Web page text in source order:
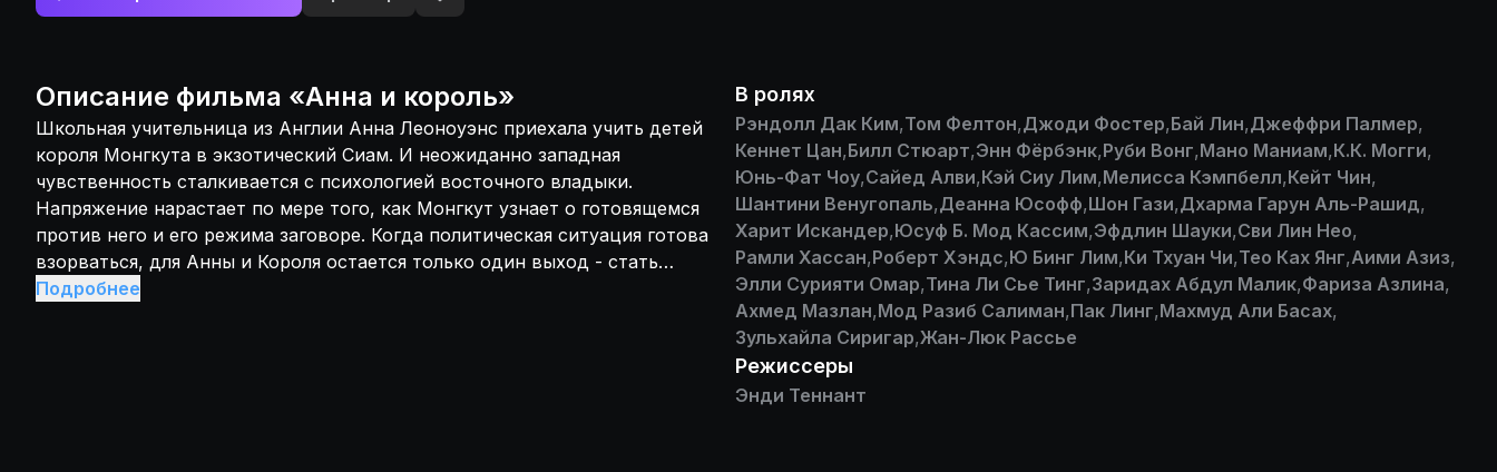
владыки. Напряжение нарастает по мере того, как Монгкут узнает
остается только один выход - стать союзниками в отважной
борьбе за спасение Сиама от могущественных врагов, жаждущих
его разрушения...
Описание фильма «Анна и король»
Школьная учительница из Англии Анна Леоноуэнс приехала учить детей
короля Монгкута в экзотический Сиам. И неожиданно западная
чувственность сталкивается с психологией восточного владыки.
Напряжение нарастает по мере того, как Монгкут узнает о готовящемся
против него и его режима заговоре. Когда политическая ситуация готова
взорваться, для Анны и Короля остается только один выход - стать
союзниками в отважной борьбе за спасение Сиама от могущественных
Подробнее
В ролях
Рэндолл Дак Ким,Том Фелтон,Джоди Фостер,Бай Лин,Джеффри Палмер,
Кеннет Цан,Билл Стюарт,Энн Фёрбэнк,Руби Вонг,Мано Маниам,К.К. Могги,
Юнь-Фат Чоу,Сайед Алви,Кэй Сиу Лим,Мелисса Кэмпбелл,Кейт Чин,
Шантини Венугопаль,Деанна Юсофф,Шон Гази,Дхарма Гарун Аль-Рашид,
Харит Искандер,Юсуф Б. Мод Кассим,Эфдлин Шауки,Сви Лин Нео,
Рамли Хассан,Роберт Хэндс,Ю Бинг Лим,Ки Тхуан Чи,Тео Ках Янг,Аими Азиз,
Элли Сурияти Омар,Тина Ли Сье Тинг,Заридах Абдул Малик,Фариза Азлина,
Ахмед Мазлан,Мод Разиб Салиман,Пак Линг,Махмуд Али Басах,
Зульхайла Сиригар,Жан-Люк Рассье
Режиссеры
Энди Теннант